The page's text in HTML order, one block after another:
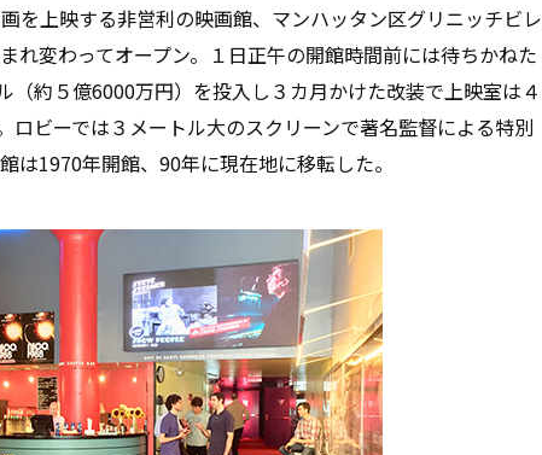
を上映する非営利の映画館、マンハッタン区グリニッチビレ
れ変わってオープン。１日正午の開館時間前には待ちかねた
（約５億6000万円）を投入し３カ月かけた改装で上映室は４
ロビーでは３メートル大のスクリーンで著名監督による特別
は1970年開館、90年に現在地に移転した。